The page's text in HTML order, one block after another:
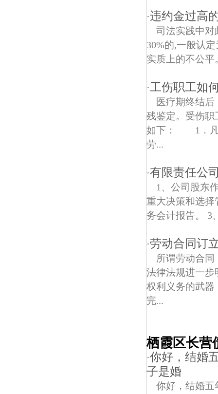
·违约金过高
司法实践中对
30%的,一般认
实质上的不公
·工伤职工如
医疗期终结
残鉴定。受伤职
如下： 1．凡
劳...
·有限责任公
1、公司股东
重大决策和选择
务会计报告。 3
·劳动合同订
所谓劳动合
法律法规进一步
权利义务的武器
完...
栖霞区长营
·你好，结婚
子是婚
你好，结婚五